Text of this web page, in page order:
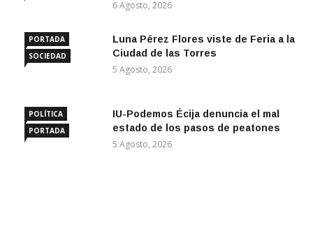
6 Agosto, 2026
PORTADA
SOCIEDAD
Luna Pérez Flores viste de Feria a la
Ciudad de las Torres
5 Agosto, 2026
POLÍTICA
PORTADA
IU-Podemos Écija denuncia el mal
estado de los pasos de peatones
5 Agosto, 2026